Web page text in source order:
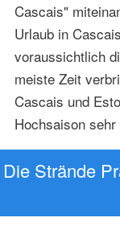
Cascais"
Urlaub in
voraussichtlich
meiste Zeit
Cascais und
Hochsaison
Die Strände